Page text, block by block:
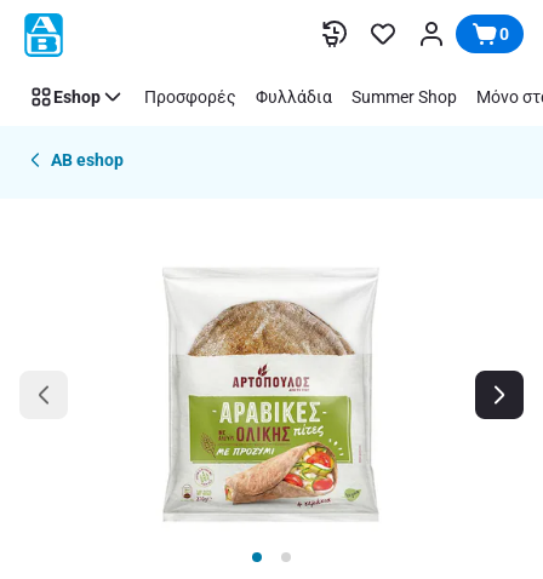
Παράλειψη 0
Eshop Προσφορές Φυλλάδια Summer Shop Μόνο
AB eshop